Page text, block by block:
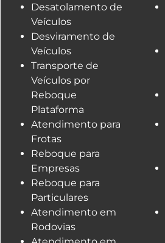
Desatolamento de
Veículos
Desviramento de
Veículos
Transporte de
Veículos por
Reboque
Plataforma
Atendimento para
Frotas
Reboque para
Empresas
Reboque para
Particulares
Atendimento em
Rodovias